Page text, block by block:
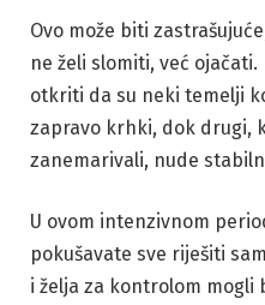
Ovo može biti
ne želi slomiti, već
otkriti da su neki temelji
zapravo krhki, dok drugi,
zanemarivali, nude
U ovom intenzivnom
pokušavate sve riješiti
i želja za kontrolom mogli